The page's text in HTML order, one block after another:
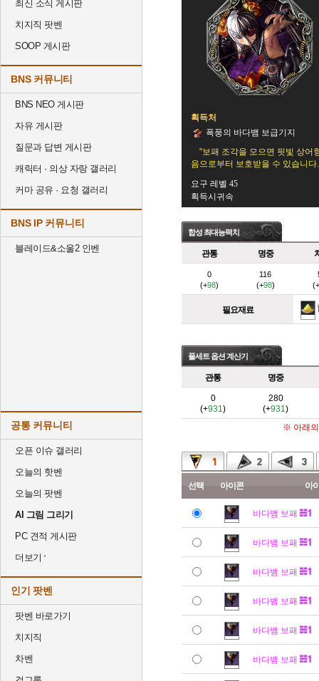
최신 소식 게시판
치지직 팟벤
SOOP 게시판
BNS 커뮤니티
BNS NEO 게시판
자유 게시판
질문과 답변 게시판
캐릭터 · 의상 자랑 갤러리
커마 공유 · 요청 갤러리
BNS IP 커뮤니티
블레이드&소울2 인벤
공통 커뮤니티
오픈 이슈 갤러리
오늘의 핫벤
오늘의 팟벤
AI 그림 그리기
PC 견적 게시판
더보기
인기 팟벤
팟벤 바로가기
치지직
차벤
획득처
폭풍의 바다뱀 보급기지
"보패 조각을 모으면 핏빛 상어
음으로부터 보호받을 수 있습니다
요구 레벨 45
획득시귀속
합성 최대능력치
관통 명중
0
(+98)
116
(+98)
(+
필요재료
풀세트 옵션 계산기
관통 명중
0
(+931)
280
(+931)
※ 아래의
선택 아이콘 아
바다뱀 보패
바다뱀 보패
바다뱀 보패
바다뱀 보패
바다뱀 보패
바다뱀 보패